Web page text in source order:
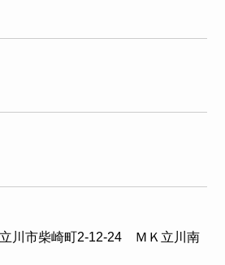
川市柴崎町2-12-24 ＭＫ立川南